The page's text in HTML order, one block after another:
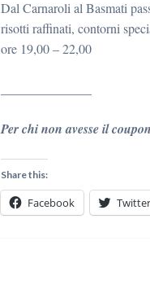
Dal Carnaroli al Basmati
risotti raffinati, contorni
ore 19,00 – 22,00
Per chi non avesse il
Share this:
Facebook Twitter